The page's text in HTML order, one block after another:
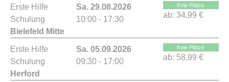
Erste Hilfe
Schulung
Bielefeld Mitte
Sa. 29.08.2026
10:00 - 17:30
freie Plätze
ab: 34,99 €
Erste Hilfe
Schulung
Herford
Sa. 05.09.2026
09:30 - 17:00
freie Plätze
ab: 58,99 €